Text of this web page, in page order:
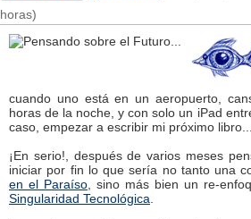
horas)
cuando uno está en un aeropuerto,
horas de la noche, y con solo un iPad
caso, empezar a escribir mi próximo
¡En serio!, después de varios meses
iniciar por fin lo que sería no tanto una
en el Paraíso , sino más bien un re-
Singularidad Tecnológica